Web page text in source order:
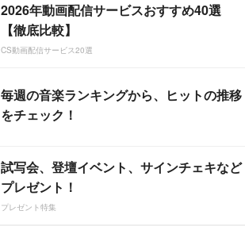
2026年動画配信サービスおすすめ40選
【徹底比較】
CS動画配信サービス20選
毎週の音楽ランキングから、ヒットの推移
をチェック！
試写会、登壇イベント、サインチェキなど
プレゼント！
プレゼント特集